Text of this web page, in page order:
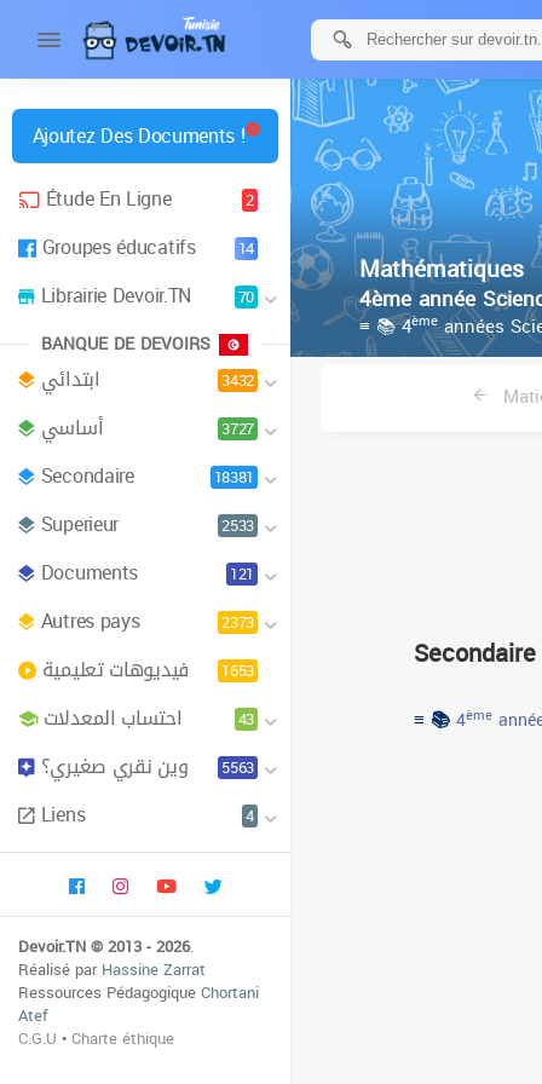
Ajoutez Des Documents !
Étude En Ligne
2
Groupes éducatifs 14
Librairie Devoir.TN 70
BANQUE DE DEVOIRS
ابتدائي 3432
أساسي 3727
Secondaire 18381
Superieur 2533
Documents 121
Autres pays 2373
فيديوهات تعليمية 1653
احتساب المعدلات 43
وين نقري صغيري؟ 5563
Liens 4
Devoir.TN © 2013 - 2026.
Réalisé parHassine Zarrat
Ressources PédagogiqueChortani
Atef
C.G.U •Charte éthique
Mathématiques
4ème année
≡ 📚 4èmeannées
Secondaire
≡ 📚4ème